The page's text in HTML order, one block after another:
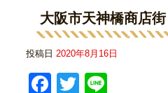
大阪市天神橋商店
投稿日 2020年8月16日
Facebook
Twitter